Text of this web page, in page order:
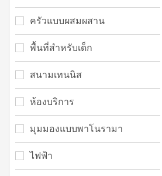
ครัวแบบผสมผสาน
พื้นที่สำหรับเด็ก
สนามเทนนิส
ห้องบริการ
มุมมองแบบพาโนรามา
ไฟฟ้า